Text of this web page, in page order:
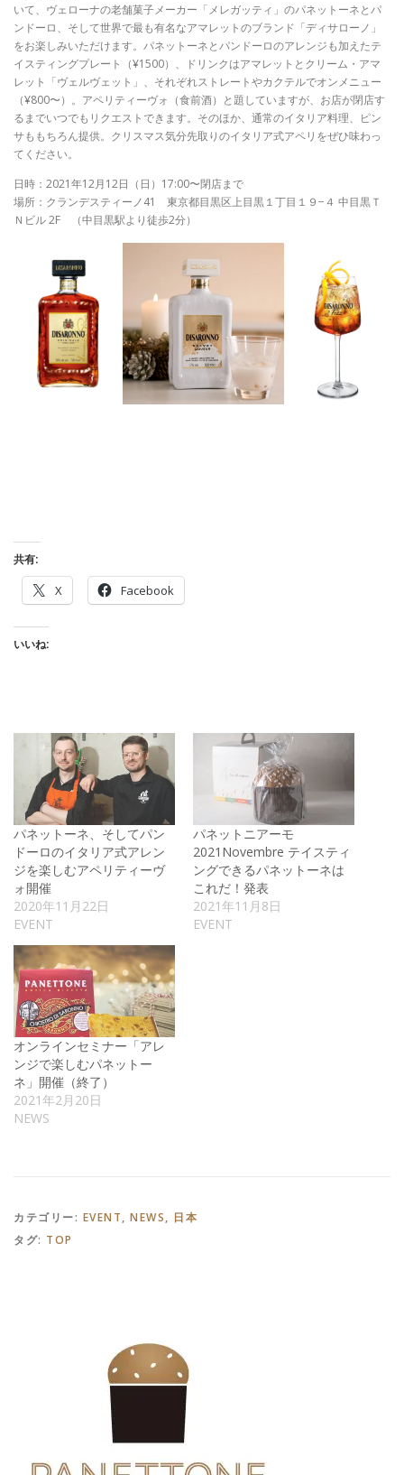
いて、ヴェローナの老舗菓子メーカー「メレガッティ」のパネットーネとパ
ンドーロ、そして世界で最も有名なアマレットのブランド「ディサローノ」
をお楽しみいただけます。パネットーネとパンドーロのアレンジも加えたテ
イスティングプレート（¥1500）、ドリンクはアマレットとクリーム・アマ
レット「ヴェルヴェット」、それぞれストレートやカクテルでオンメニュー
（¥800〜）。アペリティーヴォ（食前酒）と題していますが、お店が閉店す
るまでいつでもリクエストできます。そのほか、通常のイタリア料理、ピン
サももちろん提供。クリスマス気分先取りのイタリア式アペリをぜひ味わっ
てください。
日時：2021年12月12日（日）17:00〜閉店まで
場所：クランデスティーノ41 東京都目黒区上目黒１丁目１９−４ 中目黒Ｔ
Ｎビル 2F （中目黒駅より徒歩2分）
共有:
X Facebook
いいね:
パネットーネ、そしてパン
ドーロのイタリア式アレン
ジを楽しむアペリティーヴ
ォ開催
2020年11月22日
EVENT
パネットニアーモ
2021Novembre テイスティ
ングできるパネットーネは
これだ！発表
2021年11月8日
EVENT
オンラインセミナー「アレ
ンジで楽しむパネットー
ネ」開催（終了）
2021年2月20日
NEWS
カテゴリー: EVENT, NEWS, 日本
タグ: TOP